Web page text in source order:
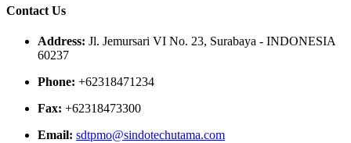
Contact Us
Address: Jl. Jemursari VI No. 23, Surabaya - INDONESIA
60237
Phone: +62318471234
Fax: +62318473300
Email: sdtpmo@sindotechutama.com